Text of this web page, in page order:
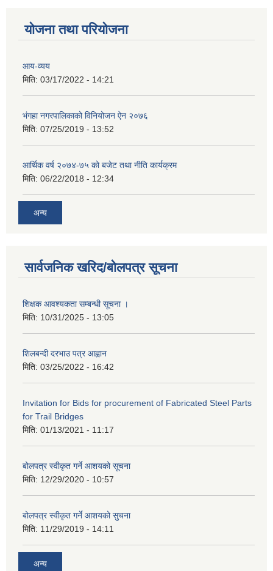
योजना तथा परियोजना
आय-व्यय
मिति: 03/17/2022 - 14:21
भंगहा नगरपालिकाको विनियोजन ऐन २०७६
मिति: 07/25/2019 - 13:52
आर्थिक वर्ष २०७४-७५ को बजेट तथा नीति कार्यक्रम
मिति: 06/22/2018 - 12:34
अन्य
सार्वजनिक खरिद/बोलपत्र सूचना
शिक्षक आवश्यकता सम्बन्धी सूचना ।
मिति: 10/31/2025 - 13:05
शिलबन्दी दरभाउ पत्र आह्वान
मिति: 03/25/2022 - 16:42
Invitation for Bids for procurement of Fabricated Steel Parts
for Trail Bridges
मिति: 01/13/2021 - 11:17
बोलपत्र स्वीकृत गर्ने आशयको सूचना
मिति: 12/29/2020 - 10:57
बोलपत्र स्वीकृत गर्ने आशयको सुचना
मिति: 11/29/2019 - 14:11
अन्य